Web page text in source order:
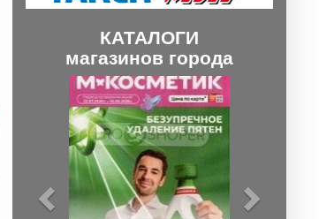
Брюшки сёмги
1250 руб.
Сланцы
КАТАЛОГИ
магазинов города